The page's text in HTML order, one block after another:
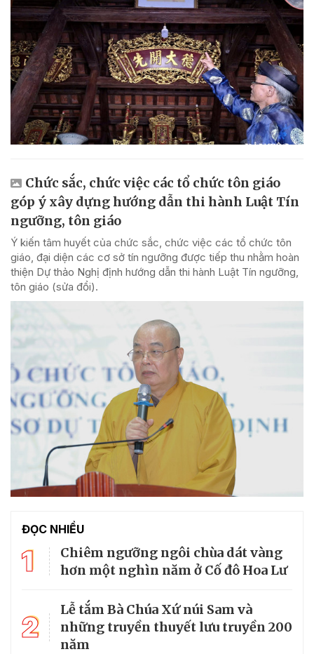
Chức sắc, chức việc các tổ chức tôn giáo
góp ý xây dựng hướng dẫn thi hành Luật Tín
ngưỡng, tôn giáo
Ý kiến tâm huyết của chức sắc, chức việc các tổ chức tôn
giáo, đại diện các cơ sở tín ngưỡng được tiếp thu nhằm hoàn
thiện Dự thảo Nghị định hướng dẫn thi hành Luật Tín ngưỡng,
tôn giáo (sửa đổi).
ĐỌC NHIỀU
1
Chiêm ngưỡng ngôi chùa dát vàng
hơn một nghìn năm ở Cố đô Hoa Lư
2
Lễ tắm Bà Chúa Xứ núi Sam và
những truyền thuyết lưu truyền 200
năm